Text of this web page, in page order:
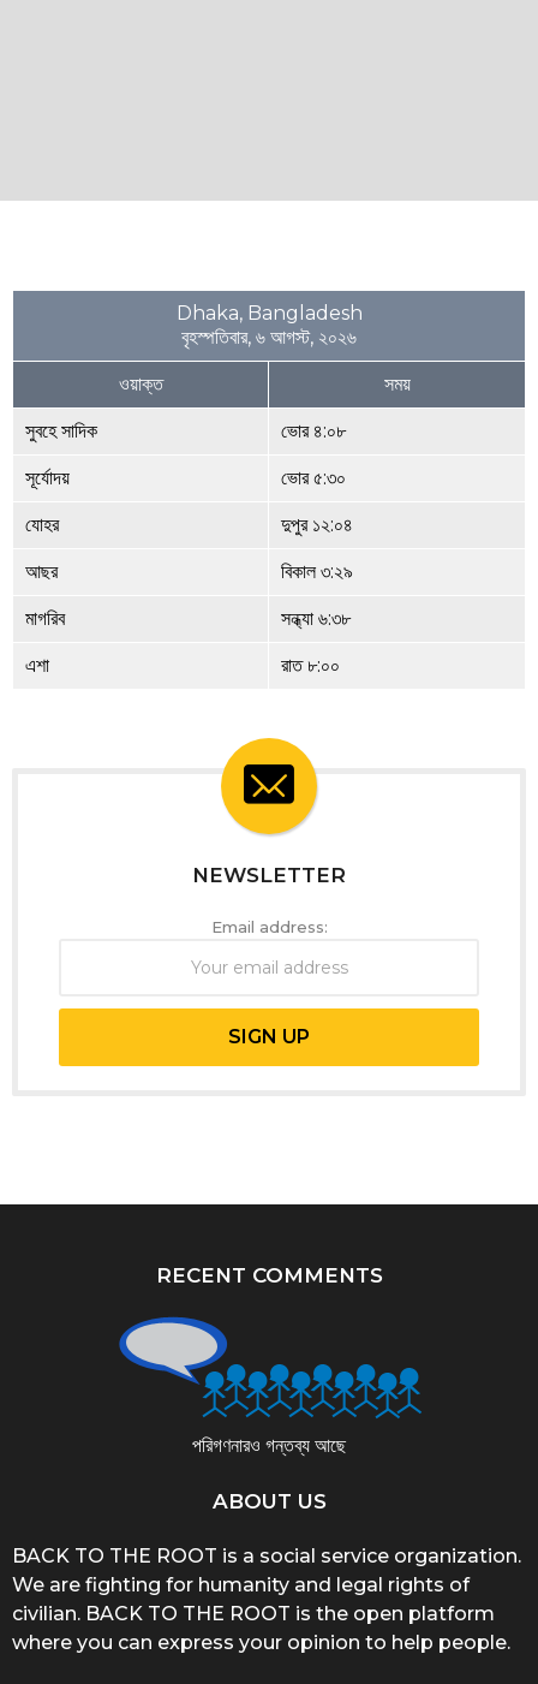
Dhaka, Bangladesh
বৃহস্পতিবার, ৬ আগস্ট, ২০২৬
ওয়াক্ত সময়
সুবহে সাদিক ভোর ৪:০৮
সূর্যোদয় ভোর ৫:৩০
যোহর দুপুর ১২:০৪
আছর বিকাল ৩:২৯
মাগরিব সন্ধ্যা ৬:৩৮
এশা রাত ৮:০০
NEWSLETTER
Email address:
RECENT COMMENTS
পরিগণনারও গন্তব্য আছে
ABOUT US
BACK TO THE ROOT is a social service organization.
We are fighting for humanity and legal rights of
civilian. BACK TO THE ROOT is the open platform
where you can express your opinion to help people.